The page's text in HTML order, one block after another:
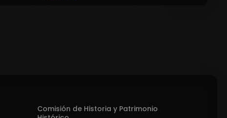
Comisión de Historia y Patrimonio